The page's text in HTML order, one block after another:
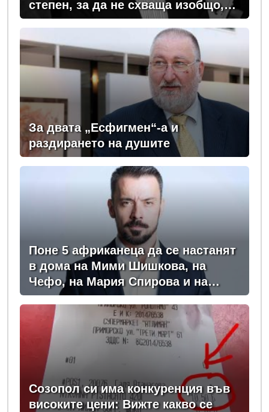
степен, за да не схваща изобщо,
какви хора се упражняват с него
За двата „Есфигмен“-а и
раздирането на душите
Поне 5 африканеца да се настанят
в дома на Мими Шишкова, на
Чефо, на Мария Спирова и на
Христо Комарницки
Созопол си има конкуренция във
високите цени: Вижте какво се